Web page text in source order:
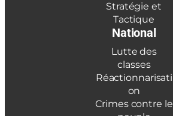
Stratégie et
Tactique
National
Lutte des
classes
Réactionnarisati
on
Crimes contre le